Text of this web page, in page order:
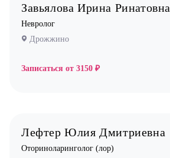
Завьялова Ирина Ринатовна
Невролог
Дрожжино
Записаться от 3150 ₽
Лефтер Юлия Дмитриевна
Оториноларинголог (лор)